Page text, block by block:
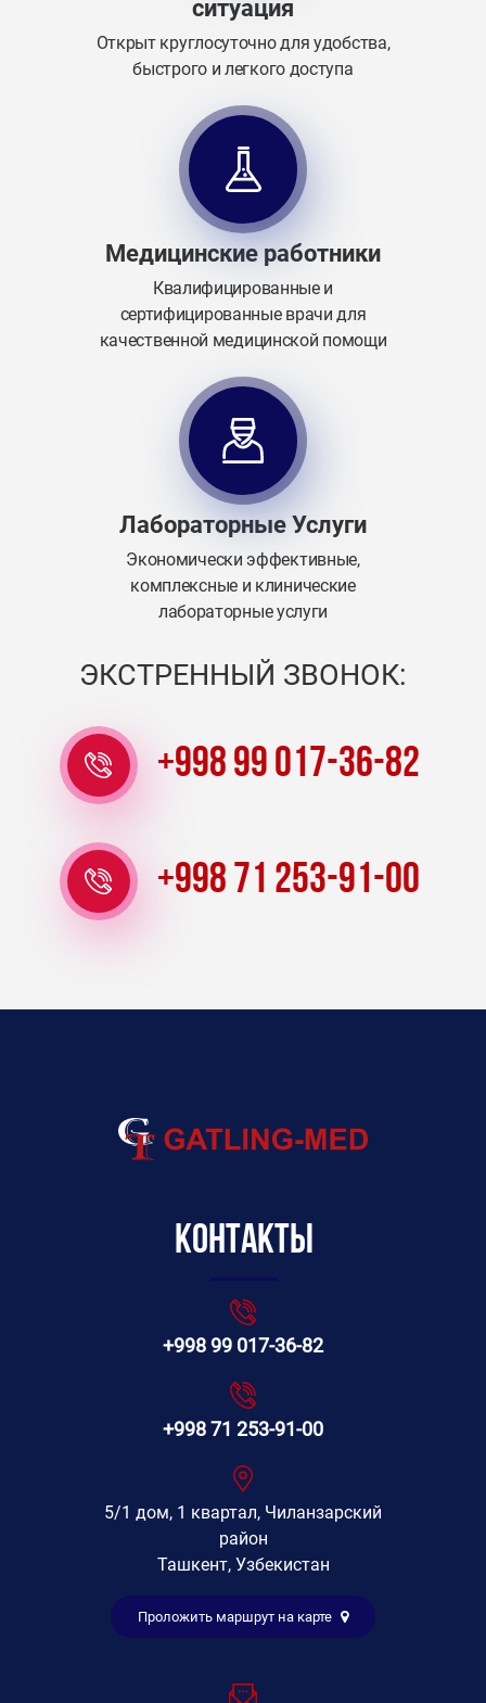
ситуация
Открыт круглосуточно для удобства,
быстрого и легкого доступа
Медицинские работники
Квалифицированные и
сертифицированные врачи для
качественной медицинской помощи
Лабораторные Услуги
Экономически эффективные,
комплексные и клинические
лабораторные услуги
ЭКСТРЕННЫЙ ЗВОНОК:
+998 99 017-36-82
+998 71 253-91-00
Контакты
+998 99 017-36-82
+998 71 253-91-00
5/1 дом, 1 квартал, Чиланзарский
район
Ташкент, Узбекистан
Проложить маршрут на карте